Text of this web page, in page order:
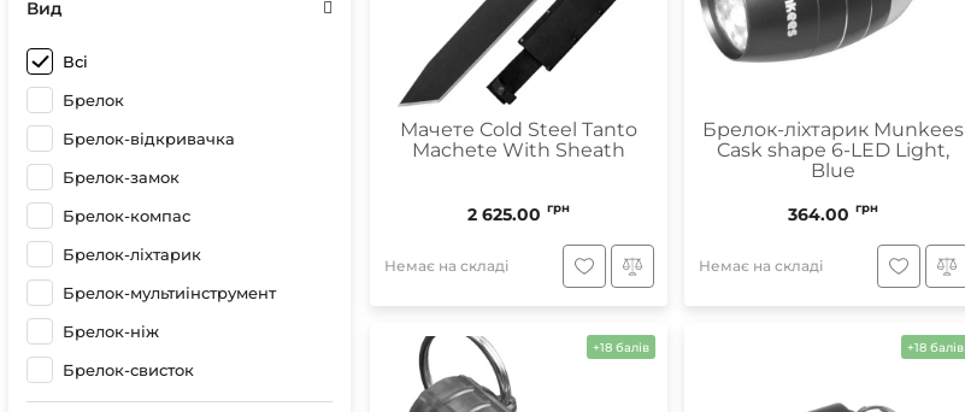
Вид
Всі
Брелок
Брелок-відкривачка
Брелок-замок
Брелок-компас
Брелок-ліхтарик
Брелок-мультиінструмент
Брелок-ніж
Брелок-свисток
Мачете Cold Steel Tanto
Machete With Sheath
2 625.00 грн
Немає на складі
Брелок-ліхтарик Munkees
Cask shape 6-LED Light,
Blue
364.00 грн
Немає на складі
+18 балів +18 балів